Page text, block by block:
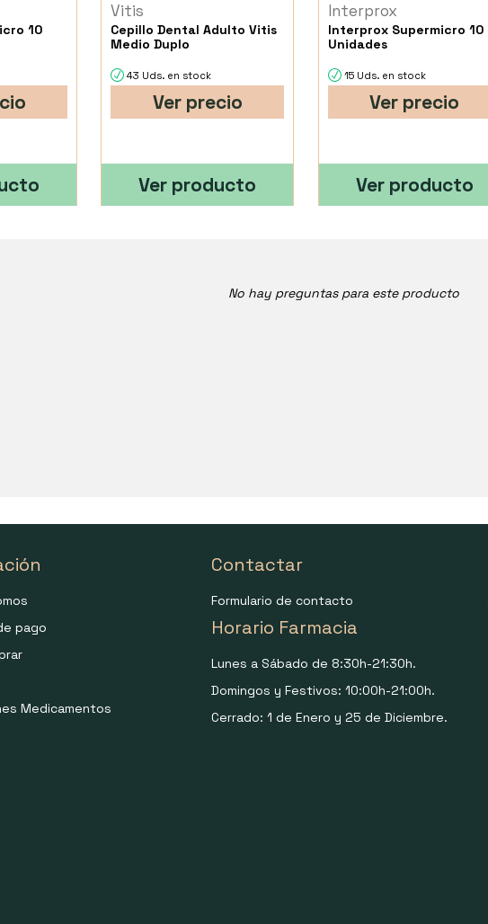
10
Vitis
Cepillo Dental Adulto Vitis
Medio Duplo
43 Uds. en stock
Ver precio
Ver producto
Interprox
Interprox Supermicro 10
Unidades
15 Uds. en stock
Ver precio
Ver producto
No hay preguntas para este producto
pago
Medicamentos
Contactar
Formulario de contacto
Horario Farmacia
Lunes a Sábado de 8:30h-21:30h.
Domingos y Festivos: 10:00h-21:00h.
Cerrado: 1 de Enero y 25 de Diciembre.